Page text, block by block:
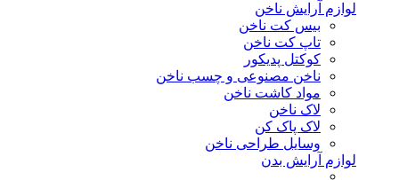
لوازم آرایش ناخن
بیس کت ناخن
تاپ کت ناخن
کوکتل پدیکور
ناخن مصنوعی و چسب ناخن
مواد کاشت ناخن
لاک ناخن
لاک پاک کن
وسایل طراحی ناخن
لوازم آرایش بدن